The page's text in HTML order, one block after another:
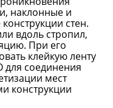
наклонные и
стен.
вдоль стропил,
При его
клейкую ленту
для соединения
мест
конструкции